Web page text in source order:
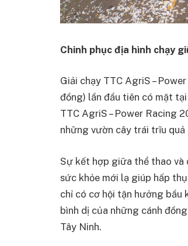
Chinh phục địa hình chạy
Giải chạy TTC AgriS –
đồng) lần đầu tiên có mặt
TTC AgriS – Power Racing
những vườn cây trái trĩu quả
Sự kết hợp giữa thể thao và
sức khỏe mới lạ giúp hấp
chỉ có cơ hội tận hưởng
bình dị của những cánh
Tây Ninh.